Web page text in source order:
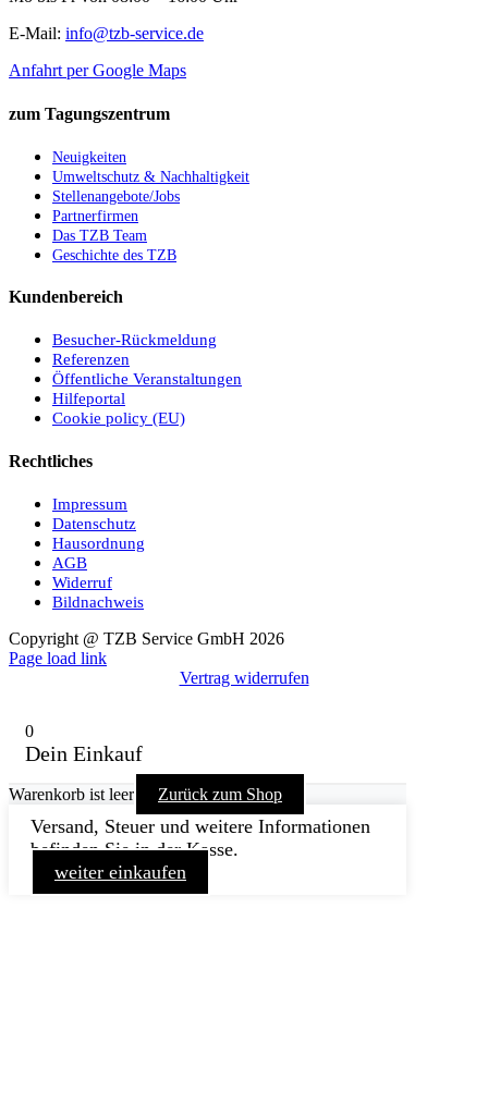
E-Mail: info@tzb-service.de
Anfahrt per Google Maps
zum Tagungszentrum
Neuigkeiten
Umweltschutz & Nachhaltigkeit
Stellenangebote/Jobs
Partnerfirmen
Das TZB Team
Geschichte des TZB
Kundenbereich
Besucher-Rückmeldung
Referenzen
Öffentliche Veranstaltungen
Hilfeportal
Cookie policy (EU)
Rechtliches
Impressum
Datenschutz
Hausordnung
AGB
Widerruf
Bildnachweis
Copyright @ TZB Service GmbH 2026
Facebook
YouTube
Instagram
Xing
Page load link
Vertrag widerrufen
0
Dein Einkauf
Warenkorb ist leer Zurück zum Shop
Versand, Steuer und weitere Informationen
befinden Sie in der Kasse.
weiter einkaufen